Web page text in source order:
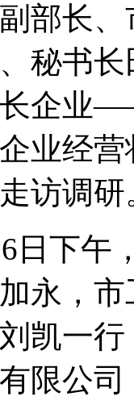
部长
秘书
企业
业经
访调研
下午
永，
凯一
限公